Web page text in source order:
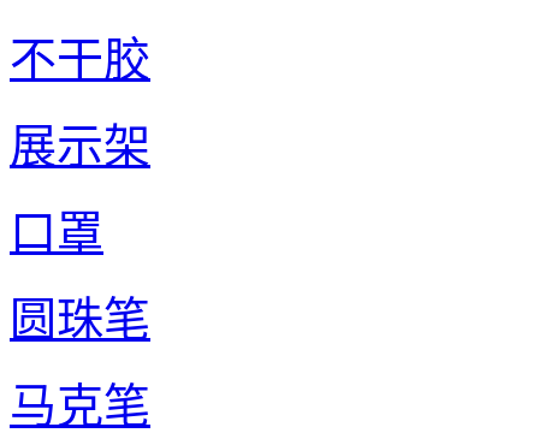
不干胶
展示架
口罩
圆珠笔
马克笔